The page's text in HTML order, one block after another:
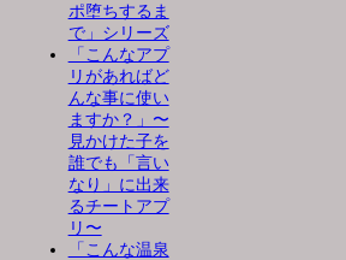
ポ堕ちするま
で」シリーズ
「こんなアプ
リがあればど
んな事に使い
ますか？」〜
見かけた子を
誰でも「言い
なり」に出来
るチートアプ
リ〜
「こんな温泉